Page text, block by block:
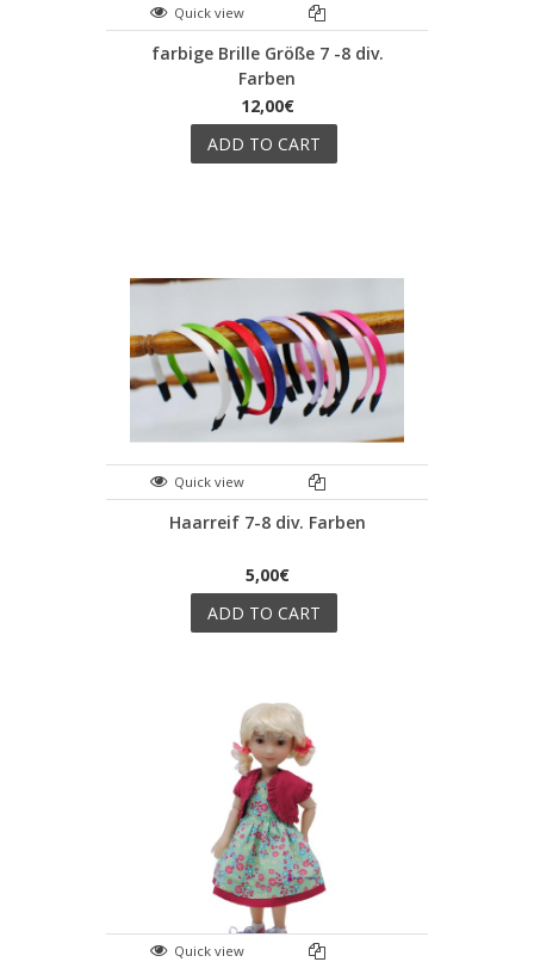
Quick view
farbige Brille Größe 7 -8 div.
Farben
12,00€
ADD TO CART
Quick view
Haarreif 7-8 div. Farben
5,00€
ADD TO CART
Quick view